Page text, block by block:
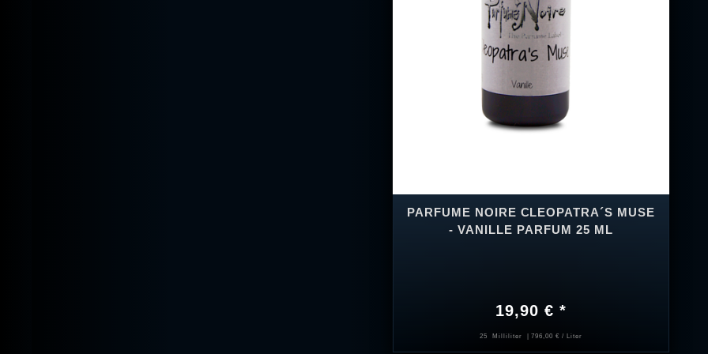
PARFUME NOIRE CLEOPATRA´S MUSE
- VANILLE PARFUM 25 ML
19,90 € *
25 Milliliter | 796,00 € / Liter